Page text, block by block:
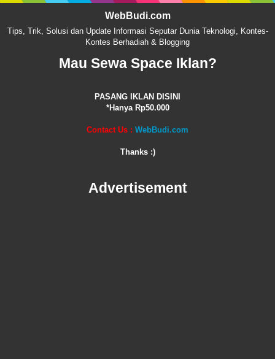
WebBudi.com
Tips, Trik, Solusi dan Update Informasi Seputar Dunia Teknologi, Kontes-
Kontes Berhadiah & Blogging
Mau Sewa Space Iklan?
PASANG IKLAN DISINI
*Hanya Rp50.000
Contact Us : WebBudi.com
Thanks :)
Advertisement